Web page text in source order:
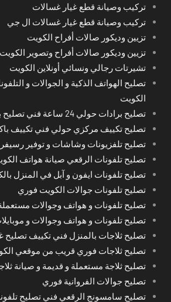
تركيب وصيانة قطع غيار غسالات
تركيب وصيانة قطع غيار غسالات ال جي
تزيين وديكور صالات أفراح الكويت
تزيين وديكور صالات أفراح وتصوير الكويت
تشيرتات رجالي ونسائي أونلاين الكويت
تصليح الهواتف الذكية و الجوالات و
الكويت
تصليح برادات حولي 24 ساعة فني تصليح برادات باكستاني
تصليح تكييف مركزي حولي فني تكييف
تصليح تلفزيونات وشاشات و توفير
تصليح تلفونات الرقعي صيانة هواتف
تصليح تلفونات ايفون و آبل في المنزل
تصليح تلفونات جوالات الكويت فوري
تصليح تلفونات و هواتف وجوالات
تصليح تلفونات و هواتف وجوالات و
تصليح ثلاجات بالمنزل فني تكييف تصليح
تصليح ثلاجات فوري قريب من موقعي
تصليح ثلاجة مستعملة و قديمة و صيانة
تصليح جوالات الفروانية فوري
تصليح سامسونج الرقعي فني تصليح